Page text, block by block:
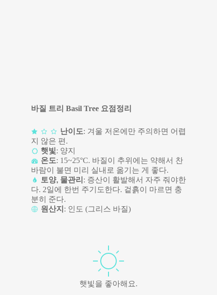
햇빛을 좋아해요.
바질 트리 Basil Tree 요점정리
난이도: 겨울 저온에만 주의하면 어렵
지 않은 편.
햇빛: 양지
온도: 15~25°C. 바질이 추위에는 약해서 찬
바람이 불면 미리 실내로 옮기는 게 좋다.
토양, 물관리 : 증산이 활발해서 자주 줘야한
다. 2일에 한번 주기도한다. 겉흙이 마르면 충
분히 준다.
원산지 : 인도 (그리스 바질)